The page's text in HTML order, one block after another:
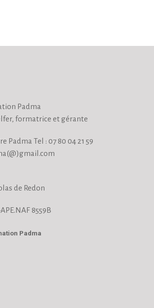
Padma
formatrice et gérante
Padma Tel : 07 80 04 21 59
de Redon
8559B
Padma